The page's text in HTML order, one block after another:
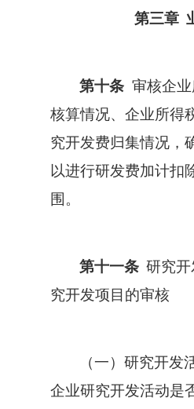
第三章
第十条 审核企
核算情况、企业所得
究开发费归集情况，
以进行研发费加计扣
围。
第十一条 研究
究开发项目的审核
（一）研究开发
企业研究开发活动是